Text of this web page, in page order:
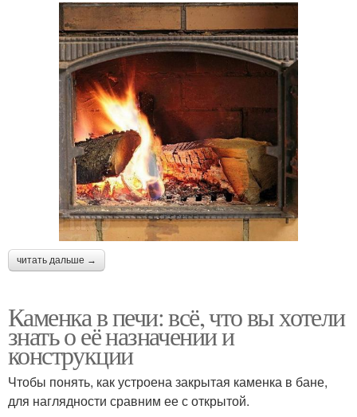
читать дальше →
Каменка в печи: всё, что вы хотели
знать о её назначении и
конструкции
Чтобы понять, как устроена закрытая каменка в бане,
для наглядности сравним ее с открытой.